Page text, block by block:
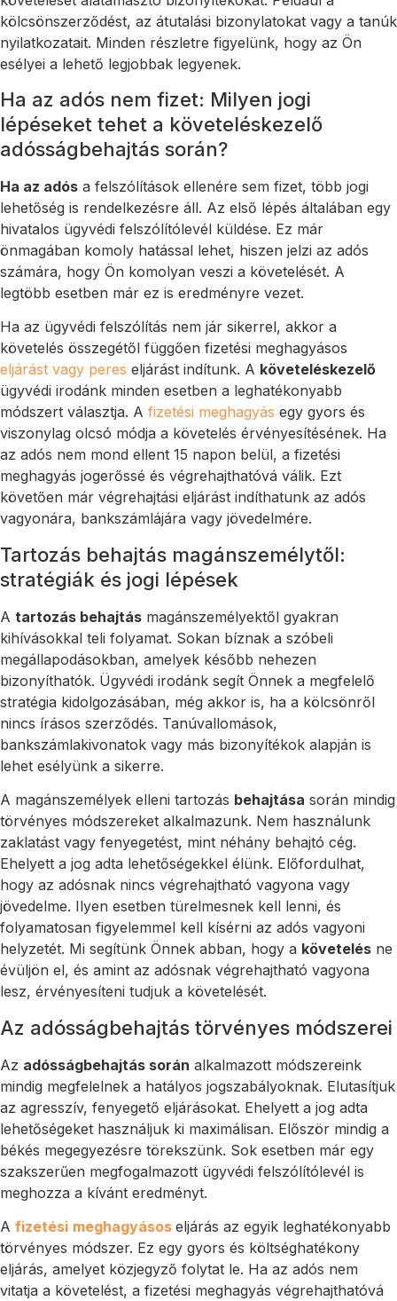
kölcsönszerződést, az átutalási bizonylatokat vagy a tanúk
nyilatkozatait. Minden részletre figyelünk, hogy az Ön
esélyei a lehető legjobbak legyenek.
Ha az adós nem fizet: Milyen jogi
lépéseket tehet a követeléskezelő
adósságbehajtás során?
Ha az adós a felszólítások ellenére sem fizet, több jogi
lehetőség is rendelkezésre áll. Az első lépés általában egy
hivatalos ügyvédi felszólítólevél küldése. Ez már
önmagában komoly hatással lehet, hiszen jelzi az adós
számára, hogy Ön komolyan veszi a követelését. A
legtöbb esetben már ez is eredményre vezet.
Ha az ügyvédi felszólítás nem jár sikerrel, akkor a
követelés összegétől függően fizetési meghagyásos
eljárást vagy peres eljárást indítunk. A követeléskezelő
ügyvédi irodánk minden esetben a leghatékonyabb
módszert választja. A fizetési meghagyás egy gyors és
viszonylag olcsó módja a követelés érvényesítésének. Ha
az adós nem mond ellent 15 napon belül, a fizetési
meghagyás jogerőssé és végrehajthatóvá válik. Ezt
követően már végrehajtási eljárást indíthatunk az adós
vagyonára, bankszámlájára vagy jövedelmére.
Tartozás behajtás magánszemélytől:
stratégiák és jogi lépések
A tartozás behajtás magánszemélyektől gyakran
kihívásokkal teli folyamat. Sokan bíznak a szóbeli
megállapodásokban, amelyek később nehezen
bizonyíthatók. Ügyvédi irodánk segít Önnek a megfelelő
stratégia kidolgozásában, még akkor is, ha a kölcsönről
nincs írásos szerződés. Tanúvallomások,
bankszámlakivonatok vagy más bizonyítékok alapján is
lehet esélyünk a sikerre.
A magánszemélyek elleni tartozás behajtása során mindig
törvényes módszereket alkalmazunk. Nem használunk
zaklatást vagy fenyegetést, mint néhány behajtó cég.
Ehelyett a jog adta lehetőségekkel élünk. Előfordulhat,
hogy az adósnak nincs végrehajtható vagyona vagy
jövedelme. Ilyen esetben türelmesnek kell lenni, és
folyamatosan figyelemmel kell kísérni az adós vagyoni
helyzetét. Mi segítünk Önnek abban, hogy a követelés ne
évüljön el, és amint az adósnak végrehajtható vagyona
lesz, érvényesíteni tudjuk a követelését.
Az adósságbehajtás törvényes módszerei
Az adósságbehajtás során alkalmazott módszereink
mindig megfelelnek a hatályos jogszabályoknak. Elutasítjuk
az agresszív, fenyegető eljárásokat. Ehelyett a jog adta
lehetőségeket használjuk ki maximálisan. Először mindig a
békés megegyezésre törekszünk. Sok esetben már egy
szakszerűen megfogalmazott ügyvédi felszólítólevél is
meghozza a kívánt eredményt.
A fizetési meghagyásos eljárás az egyik leghatékonyabb
törvényes módszer. Ez egy gyors és költséghatékony
eljárás, amelyet közjegyző folytat le. Ha az adós nem
vitatja a követelést, a fizetési meghagyás végrehajthatóvá